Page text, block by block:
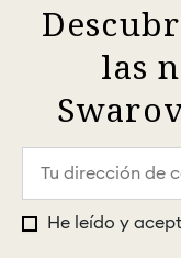
las
He leído y